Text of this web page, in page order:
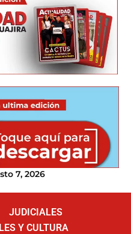
7, 2026
JUDICIALES
Y CULTURA